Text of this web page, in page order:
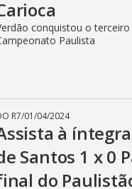
conquistou o
Paulista
R7/01/04/2024
à
Santos 1 x 0
do